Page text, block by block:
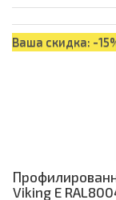
Ваша скидка: -
Viking E